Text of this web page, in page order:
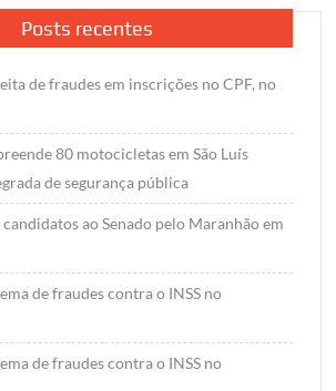
Posts recentes
de fraudes em inscrições no CPF, no
80 motocicletas em São Luís
de segurança pública
candidatos ao Senado pelo Maranhão em
de fraudes contra o INSS no
de fraudes contra o INSS no